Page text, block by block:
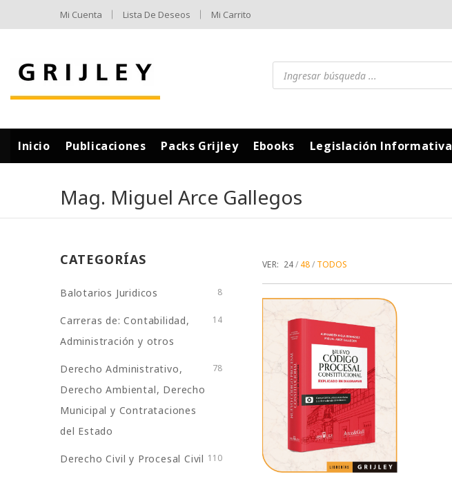
Mi Cuenta Lista De Deseos Mi Carrito
Inicio Publicaciones Packs Grijley Ebooks Legislación Informativa
Mag. Miguel Arce Gallegos
VER: 24 48 TODOS
CATEGORÍAS
Balotarios Juridicos 8
Carreras de: Contabilidad,
Administración y otros
14
Derecho Administrativo,
Derecho Ambiental, Derecho
Municipal y Contrataciones
del Estado
78
Derecho Civil y Procesal Civil 110